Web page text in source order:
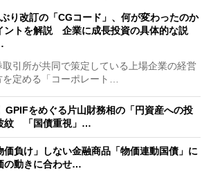
り改訂の「CGコード」、何が変わったのか
ントを解説 企業に成長投資の具体的な説
引所が共同で策定している上場企業の経営
定める「コーポレート…
GPIFをめぐる片山財務相の「円資産への投
紋 「国債重視」…
価負け」しない金融商品「物価連動国債」に
動きに合わせ…